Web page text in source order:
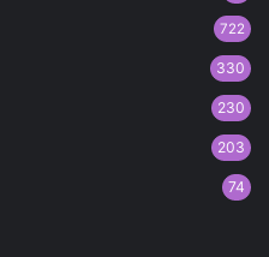
722
330
230
203
74